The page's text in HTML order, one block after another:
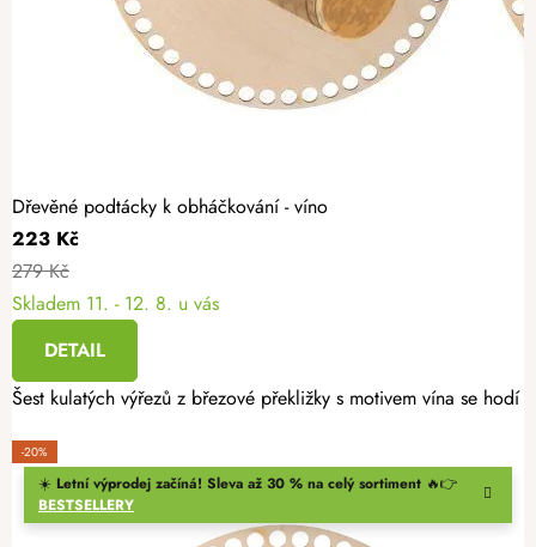
☀️ Letní výprodej začíná! Sleva až 30 % na celý sortiment 🔥👉
BESTSELLERY
Dřevěné podtácky k obháčkování - víno
223 Kč
279 Kč
Skladem 11. - 12. 8. u vás
DETAIL
Šest kulatých výřezů z březové překližky s motivem vína se
-20%